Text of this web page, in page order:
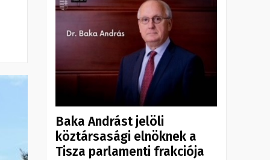
Baka Andrást jelöli
köztársasági elnöknek a
Tisza parlamenti frakciója